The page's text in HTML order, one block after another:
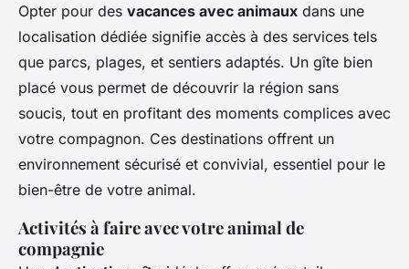
Opter pour des vacances avec animaux dans une
localisation dédiée signifie accès à des services tels
que parcs, plages, et sentiers adaptés. Un gîte bien
placé vous permet de découvrir la région sans
soucis, tout en profitant des moments complices avec
votre compagnon. Ces destinations offrent un
environnement sécurisé et convivial, essentiel pour le
bien-être de votre animal.
Activités à faire avec votre animal de
compagnie